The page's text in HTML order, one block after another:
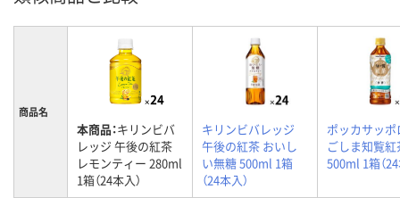
商品名
本商品：キリンビバ
レッジ 午後の紅茶
レモンティー 280ml
1箱（24本入）
キリンビバレッジ
午後の紅茶 おいし
い無糖 500ml 1箱
（24本入）
ポッカサッポ
ごしま知覧
500ml 1箱（24